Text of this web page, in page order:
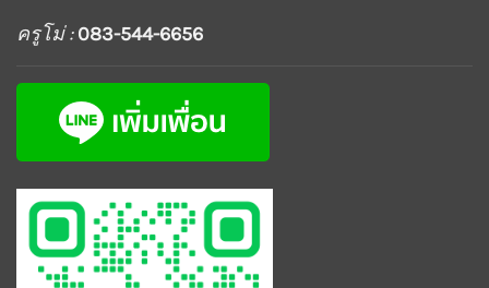
ครูโม่ :083-544-6656